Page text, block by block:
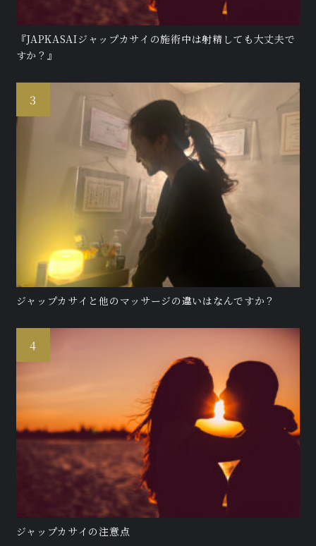
『JAPKASAIジャップカサイの施術中は射精しても大丈夫で
すか？』
ジャップカサイと他のマッサージの違いはなんですか？
ジャップカサイの注意点